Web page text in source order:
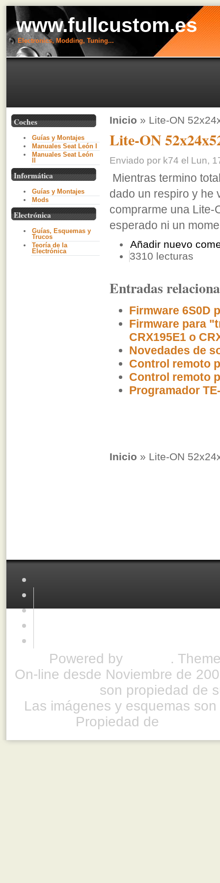
www.fullcustom.es
Electronics, Modding, Tuning...
Coches
Guías y Montajes
Manuales Seat León I
Manuales Seat León
Informática
Guías y Montajes
Mods
Electrónica
Guías, Esquemas y
Trucos
Teoría de la
Electrónica
Inicio » Lite-ON
Lite-ON
Enviado por k74 el Lun,
Mientras termino
dado un respiro y he
comprarme una Lite-
esperado ni un
Añadir nuevo
3310 lecturas
Entradas
Firmware 6S0D
Firmware para
CRX195E1 o
Novedades de
Control remoto
Control remoto
Programador
Inicio » Lite-ON
Powered by
.
On-line desde Noviembre de
son propiedad de
Las imágenes y esquemas
Propiedad de